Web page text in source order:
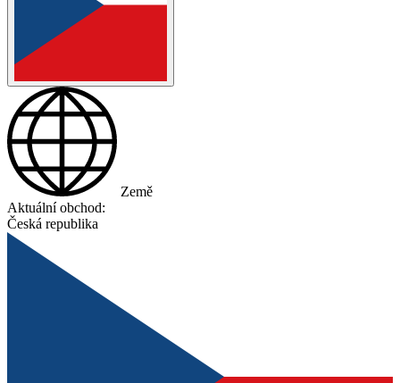
Země
Aktuální obchod:
Česká republika